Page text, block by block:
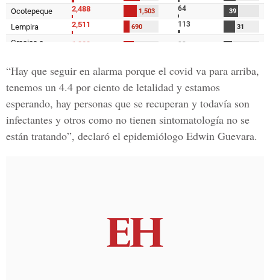
“Hay que seguir en alarma porque el covid va para arriba,
tenemos un 4.4 por ciento de letalidad y estamos
esperando, hay personas que se recuperan y todavía son
infectantes y otros como no tienen sintomatología no se
están tratando”, declaró el epidemiólogo Edwin Guevara.